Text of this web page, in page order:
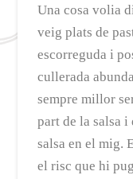
Una cosa volia
veig plats de
escorreguda i
cullerada
sempre millor
part de la salsa i
salsa en el mig.
el risc que hi